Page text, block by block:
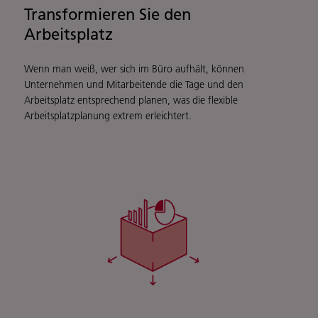
Transformieren Sie den
Arbeitsplatz
Wenn man weiß, wer sich im Büro aufhält, können
Unternehmen und Mitarbeitende die Tage und den
Arbeitsplatz entsprechend planen, was die flexible
Arbeitsplatzplanung extrem erleichtert.